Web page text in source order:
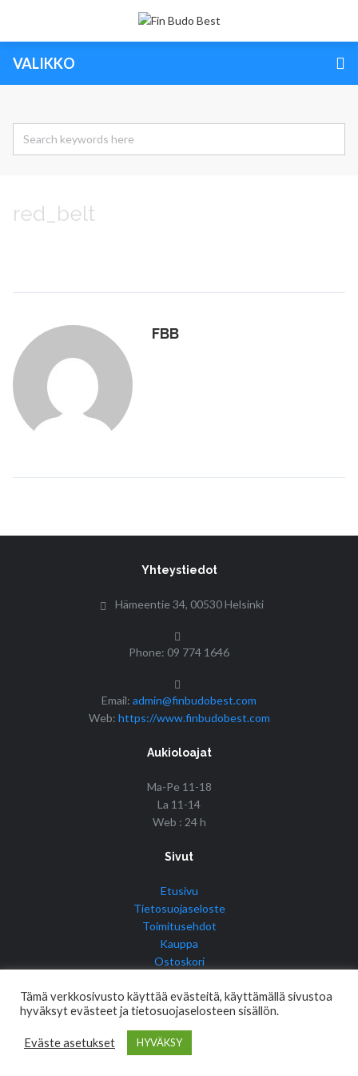
VALIKKO
red_belt
FBB
Yhteystiedot
Hämeentie 34, 00530 Helsinki
Phone: 09 774 1646
Email: admin@finbudobest.com
Web: https://www.finbudobest.com
Aukioloajat
Ma-Pe 11-18
La 11-14
Web : 24 h
Sivut
Etusivu
Tietosuojaseloste
Toimitusehdot
Kauppa
Ostoskori
© Copyright 2017 Fin Budo Best | Golden Tiger
Tämä verkkosivusto käyttää evästeitä, käyttämällä sivustoa
hyväksyt evästeet ja tietosuojaselosteen sisällön.
Eväste asetukset HYVÄKSY